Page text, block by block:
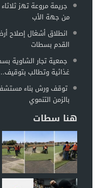
جريمة مروعة تهز
من جهة الأب
انطلاق أشغال إصلاح
القدم بسطات
جمعية تجار الشاوية
غذائية وتطالب
توقف ورش بناء
بالزمن التنموي
هنا سطات